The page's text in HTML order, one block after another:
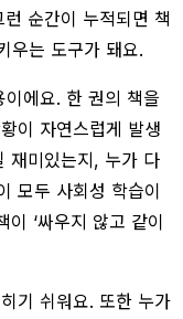
순간이 누적되면 책
우는 도구가 돼요.
에요. 한 권의 책을
이 자연스럽게 발생
재미있는지, 누가 다
모두 사회성 학습이
‘싸우지 않고 같이
기 쉬워요. 또한 누가